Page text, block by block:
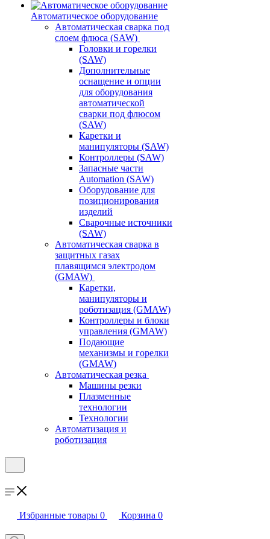
Автоматическое оборудование
Автоматическая сварка под
слоем флюса (SAW)
Головки и горелки
(SAW)
Дополнительные
оснащение и опции
для оборудования
автоматической
сварки под флюсом
(SAW)
Каретки и
манипуляторы (SAW)
Контроллеры (SAW)
Запасные части
Automation (SAW)
Оборудование для
позиционирования
изделий
Сварочные источники
(SAW)
Автоматическая сварка в
защитных газах
плавящимся электродом
(GMAW)
Каретки,
манипуляторы и
роботизация (GMAW)
Контроллеры и блоки
управления (GMAW)
Подающие
механизмы и горелки
(GMAW)
Автоматическая резка
Машины резки
Плазменные
технологии
Технологии
Автоматизация и
роботизация
Избранные товары 0 Корзина 0